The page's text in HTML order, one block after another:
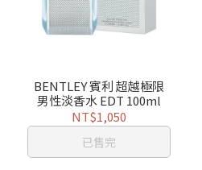
BENTLEY 賓利 超越極限
男性淡香水 EDT 100ml
NT$1,050
已售完